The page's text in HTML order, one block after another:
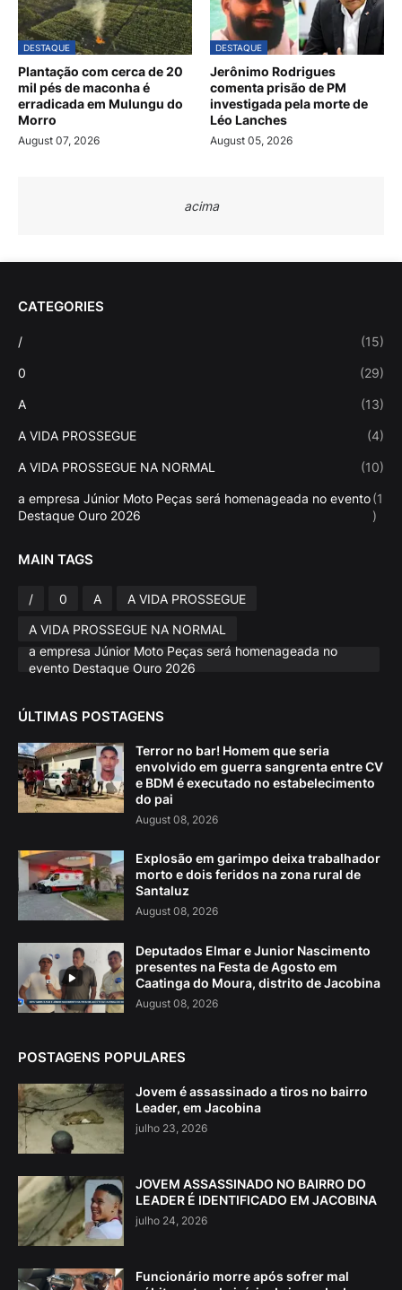
DESTAQUE
Plantação com cerca de 20
mil pés de maconha é
erradicada em Mulungu do
Morro
August 07, 2026
DESTAQUE
Jerônimo Rodrigues
comenta prisão de PM
investigada pela morte de
Léo Lanches
August 05, 2026
acima
CATEGORIES
/ (15)
0 (29)
A (13)
A VIDA PROSSEGUE (4)
A VIDA PROSSEGUE NA NORMAL (10)
a empresa Júnior Moto Peças será homenageada no evento
Destaque Ouro 2026
(1
)
MAIN TAGS
/ 0 A
A VIDA PROSSEGUE
A VIDA PROSSEGUE NA NORMAL
a empresa Júnior Moto Peças será homenageada no
evento Destaque Ouro 2026
ÚLTIMAS POSTAGENS
Terror no bar! Homem que seria
envolvido em guerra sangrenta entre CV
e BDM é executado no estabelecimento
do pai
August 08, 2026
Explosão em garimpo deixa trabalhador
morto e dois feridos na zona rural de
Santaluz
August 08, 2026
Deputados Elmar e Junior Nascimento
presentes na Festa de Agosto em
Caatinga do Moura, distrito de Jacobina
August 08, 2026
POSTAGENS POPULARES
Jovem é assassinado a tiros no bairro
Leader, em Jacobina
julho 23, 2026
JOVEM ASSASSINADO NO BAIRRO DO
LEADER É IDENTIFICADO EM JACOBINA
julho 24, 2026
Funcionário morre após sofrer mal